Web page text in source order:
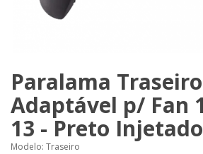
Paralama Traseiro
Adaptável p/ Fan
13 - Preto Injetado
Modelo: Traseiro